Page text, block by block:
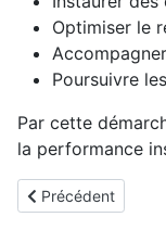
Optimiser le
Poursuivre
Par cette
la performance
Article précédent :
Précédent